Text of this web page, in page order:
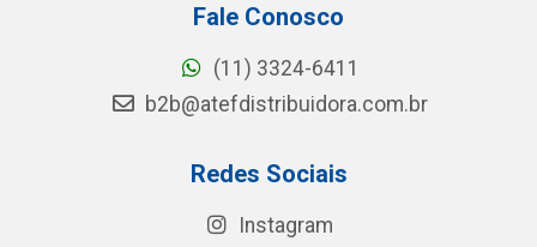
Fale Conosco
(11) 3324-6411
b2b@atefdistribuidora.com.br
Redes Sociais
Instagram